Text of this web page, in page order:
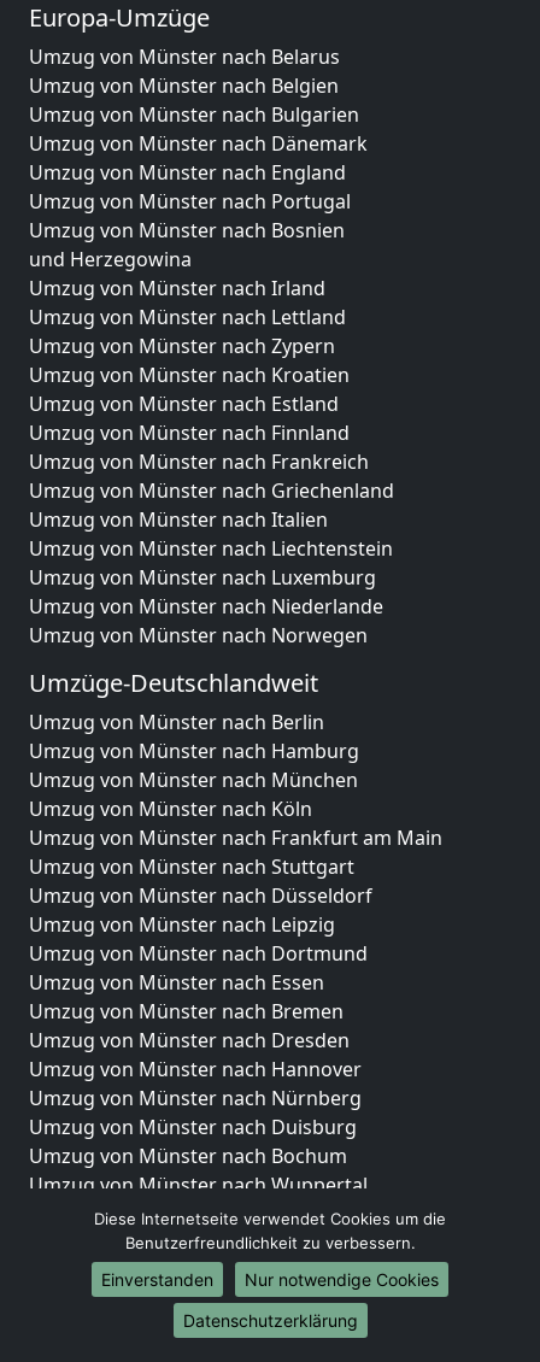
Europa-Umzüge
Umzug von Münster nach Belarus
Umzug von Münster nach Belgien
Umzug von Münster nach Bulgarien
Umzug von Münster nach Dänemark
Umzug von Münster nach England
Umzug von Münster nach Portugal
Umzug von Münster nach Bosnien
und Herzegowina
Umzug von Münster nach Irland
Umzug von Münster nach Lettland
Umzug von Münster nach Zypern
Umzug von Münster nach Kroatien
Umzug von Münster nach Estland
Umzug von Münster nach Finnland
Umzug von Münster nach Frankreich
Umzug von Münster nach Griechenland
Umzug von Münster nach Italien
Umzug von Münster nach Liechtenstein
Umzug von Münster nach Luxemburg
Umzug von Münster nach Niederlande
Umzug von Münster nach Norwegen
Umzüge-Deutschlandweit
Umzug von Münster nach Berlin
Umzug von Münster nach Hamburg
Umzug von Münster nach München
Umzug von Münster nach Köln
Umzug von Münster nach Frankfurt am Main
Umzug von Münster nach Stuttgart
Umzug von Münster nach Düsseldorf
Umzug von Münster nach Leipzig
Umzug von Münster nach Dortmund
Umzug von Münster nach Essen
Umzug von Münster nach Bremen
Umzug von Münster nach Dresden
Umzug von Münster nach Hannover
Umzug von Münster nach Nürnberg
Umzug von Münster nach Duisburg
Umzug von Münster nach Bochum
Umzug von Münster nach Wuppertal
Umzug von Münster nach Bielefeld
Umzug von Münster nach Bonn
Umzug von Münster nach Münster
Internationale-Umzüge
Diese Internetseite verwendet Cookies um die
Benutzerfreundlichkeit zu verbessern.
Einverstanden
Nur notwendige Cookies
Datenschutzerklärung